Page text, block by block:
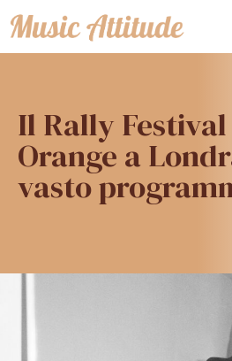
Vai
al
Il Rally
Orange a
vasto